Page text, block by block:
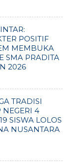
POSITIF
MEMBUKA
SMA PRADITA
2026
TRADISI
NEGERI 4
SISWA LOLOS
NUSANTARA